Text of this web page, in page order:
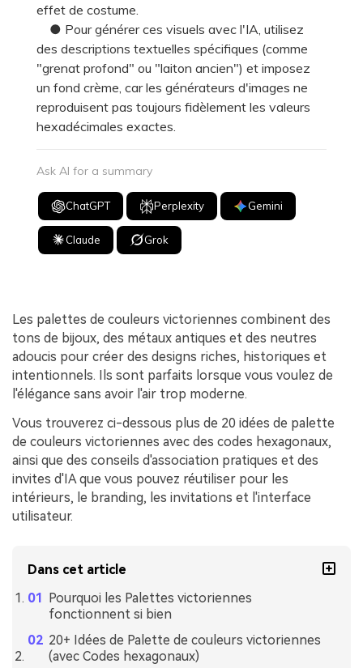
effet de costume.
● Pour générer ces visuels avec l'IA, utilisez
des descriptions textuelles spécifiques (comme
"grenat profond" ou "laiton ancien") et imposez
un fond crème, car les générateurs d'images ne
reproduisent pas toujours fidèlement les valeurs
hexadécimales exactes.
Ask AI for a summary
ChatGPT Perplexity Gemini
Claude Grok
Les palettes de couleurs victoriennes combinent des
tons de bijoux, des métaux antiques et des neutres
adoucis pour créer des designs riches, historiques et
intentionnels. Ils sont parfaits lorsque vous voulez de
l'élégance sans avoir l'air trop moderne.
Vous trouverez ci-dessous plus de 20 idées de palette
de couleurs victoriennes avec des codes hexagonaux,
ainsi que des conseils d'association pratiques et des
invites d'IA que vous pouvez réutiliser pour les
intérieurs, le branding, les invitations et l'interface
utilisateur.
Dans cet article
Pourquoi les Palettes victoriennes
fonctionnent si bien
20+ Idées de Palette de couleurs victoriennes
(avec Codes hexagonaux)